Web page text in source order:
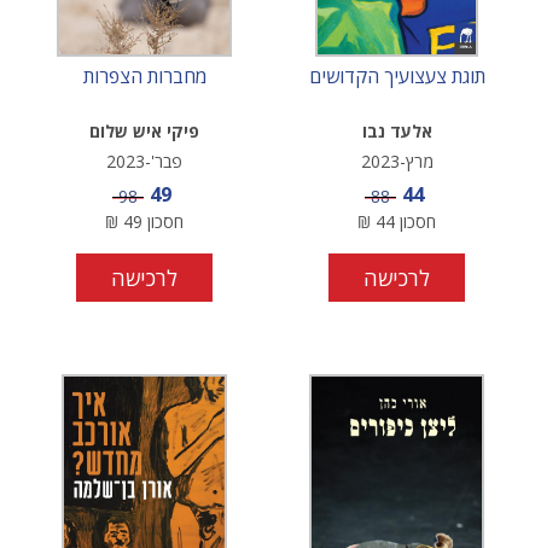
תוגת צעצועיך הקדושים
אלעד נבו
מרץ-2023
מחיר מבצע
44 מחיר
88
חסכון 44
₪
לרכישה
מחברות הצפרות
פיקי איש שלום
פבר'-2023
מחיר מבצע
49 מחיר
98
חסכון 49
₪
לרכישה